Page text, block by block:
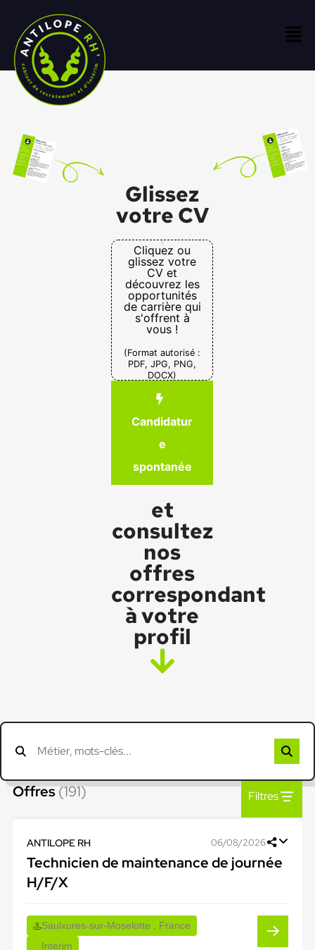
Glissez
votre CV
Cliquez ou
glissez votre
CV et
découvrez les
opportunités
de carrière qui
s'offrent à
vous !
(Format autorisé :
PDF, JPG, PNG,
DOCX)
Candidatur
e
spontanée
et
consultez
nos
offres
correspondant
à votre
profil
Offres(191) Filtres
ANTILOPE RH 06/08/2026
Technicien de maintenance de journée
H/F/X
Saulxures-sur-Moselotte , France
Interim